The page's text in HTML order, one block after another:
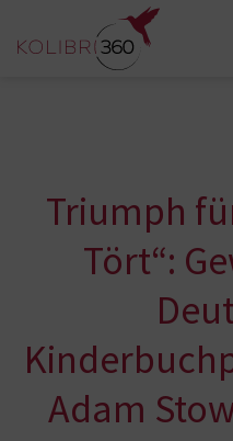
Zum Inhalt springen
Triumph
Tört“:
Adam